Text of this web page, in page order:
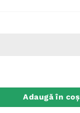
Adaugă în coș